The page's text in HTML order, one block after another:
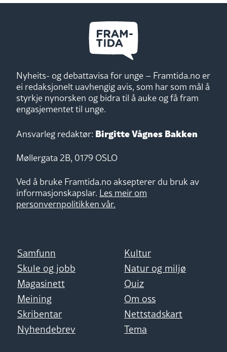
Nyheits- og debattavisa for unge – Framtida.no er
ei redaksjonelt uavhengig avis, som har som mål å
styrkje nynorsken og bidra til å auke og få fram
engasjementet til unge.
Ansvarleg redaktør: Birgitte Vågnes Bakken
Møllergata 2B, 0179 OSLO
Ved å bruke Framtida.no aksepterer du bruk av
informasjonskapslar. Les meir om
personvernpolitikken vår.
Samfunn
Kultur
Skule og jobb
Natur og miljø
Magasinett
Quiz
Meining
Om oss
Skribentar
Nettstadskart
Nyhendebrev
Tema